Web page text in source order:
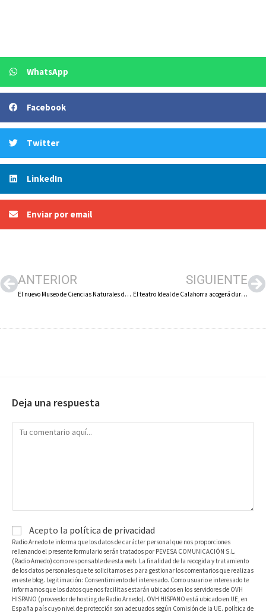
WhatsApp
Facebook
Twitter
LinkedIn
Enviar por email
ANTERIOR
El nuevo Museo de Ciencias Naturales de Arnedo rinde homenaje a su director, fallecido en 2020, Santiago Jiménez
SIGUIENTE
El teatro Ideal de Calahorra acogerá durante las fiestas de agosto la obra «Dos tronos. Dos reinas», con Nacho Guerreros, una comedia con Josema Yuste y un musical en recuerdo de Concha Velasco
Deja una respuesta
Acepto la política de privacidad
Radio Arnedo te informa que los datos de carácter personal que nos proporciones
rellenando el presente formulario serán tratados por PEVESA COMUNICACIÓN S.L.
(Radio Arnedo) como responsable de esta web. La finalidad de la recogida y tratamiento
de los datos personales que te solicitamos es para gestionar los comentarios que realizas
en este blog. Legitimación: Consentimiento del interesado. Como usuario e interesado te
informamos que los datos que nos facilitas estarán ubicados en los servidores de OVH
HISPANO (proveedor de hosting de Radio Arnedo). OVH HISPANO está ubicado en UE, en
España país cuyo nivel de protección son adecuados según Comisión de la UE. política de